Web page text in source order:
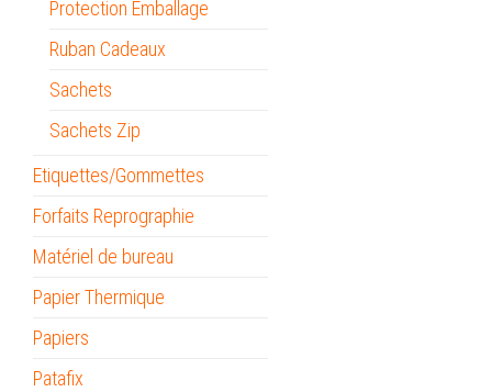
Protection Emballage
Ruban Cadeaux
Sachets
Sachets Zip
Etiquettes/Gommettes
Forfaits Reprographie
Matériel de bureau
Papier Thermique
Papiers
Patafix